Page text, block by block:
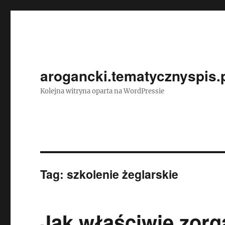
Kolejna witryna oparta na WordPressie
Tag:szkolenie żeglarskie